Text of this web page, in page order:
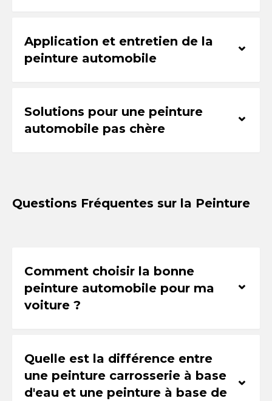
Application et entretien de la
peinture automobile
⌃
Solutions pour une peinture
automobile pas chère
⌃
Questions Fréquentes sur la Peinture
Comment choisir la bonne
peinture automobile pour ma
voiture ?
⌃
Quelle est la différence entre
une peinture carrosserie à base
d'eau et une peinture à base de
⌃